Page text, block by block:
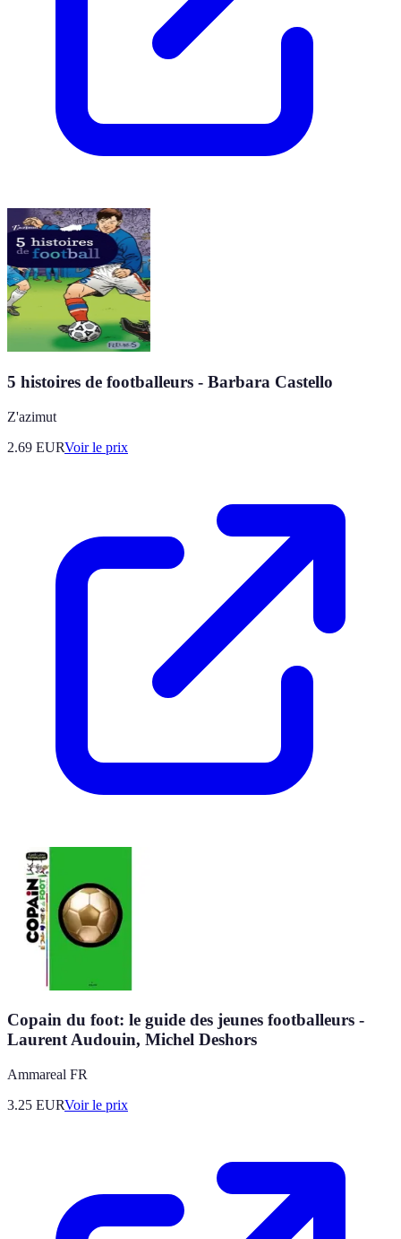
5 histoires de footballeurs - Barbara Castello
Z'azimut
2.69 EURVoir le prix
Copain du foot: le guide des jeunes footballeurs -
Laurent Audouin, Michel Deshors
Ammareal FR
3.25 EURVoir le prix